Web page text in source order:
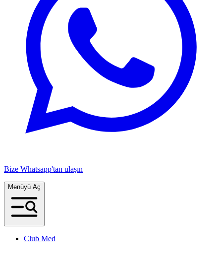
Bize Whatsapp'tan ulaşın
Menüyü Aç
Club Med